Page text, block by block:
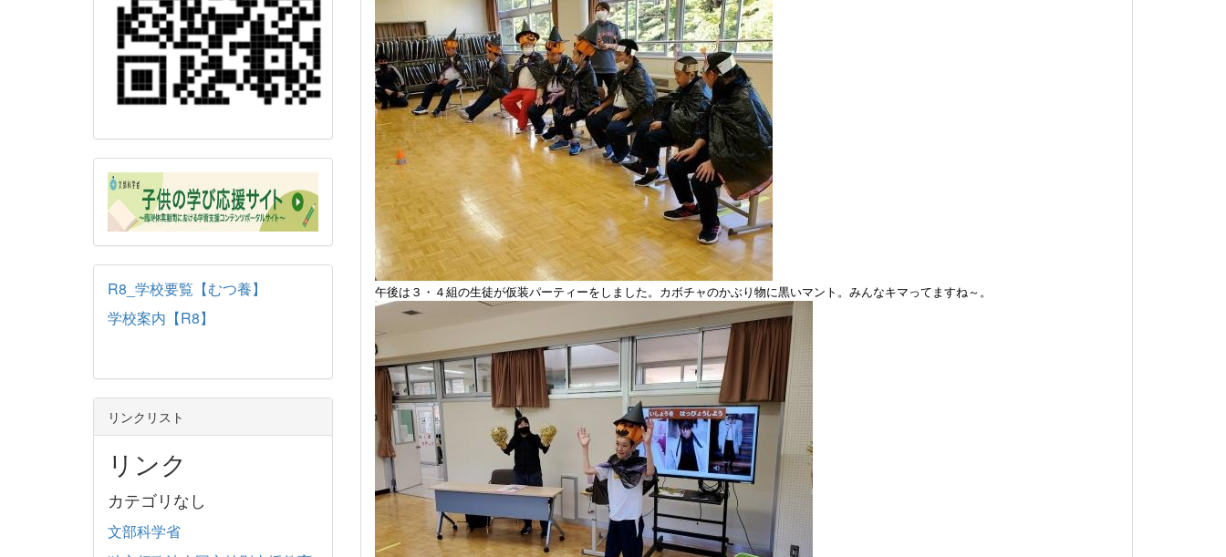
午後は３・４組の生徒が仮装パーティーをしました。カボチャのかぶり物に黒いマント。みんなキマってますね～。
R8_学校要覧【むつ養】
学校案内【R8】
リンクリスト
リンク
カテゴリなし
文部科学省